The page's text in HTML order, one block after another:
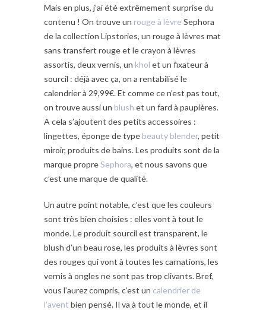
Mais en plus, j’ai été extrêmement surprise du
contenu ! On trouve un rouge à lèvre Sephora
de la collection Lipstories, un rouge à lèvres mat
sans transfert rouge et le crayon à lèvres
assortis, deux vernis, un khol et un fixateur à
sourcil : déjà avec ça, on a rentabilisé le
calendrier à 29,99€. Et comme ce n’est pas tout,
on trouve aussi un blush et un fard à paupières.
A cela s’ajoutent des petits accessoires :
lingettes, éponge de type beauty blender, petit
miroir, produits de bains. Les produits sont de la
marque propreSephora, et nous savons que
c’est une marque de qualité.
Un autre point notable, c’est que les couleurs
sont très bien choisies : elles vont à tout le
monde. Le produit sourcil est transparent, le
blush d’un beau rose, les produits à lèvres sont
des rouges qui vont à toutes les carnations, les
vernis à ongles ne sont pas trop clivants. Bref,
vous l’aurez compris, c’est un calendrier de
l’avent bien pensé. Il va à tout le monde, et il